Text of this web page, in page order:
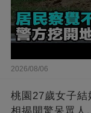
2026/08/06
桃園27歲女子
相揭開驚呆眾人